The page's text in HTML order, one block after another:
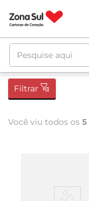
Pesquise aqui
Filtrar
Você viu todos os 5